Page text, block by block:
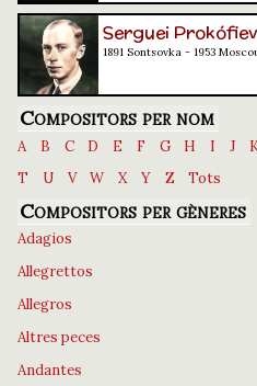
Serguei Prokófiev
1891 Sontsovka - 1953
Compositors per nom
A B C D E F G H I J
T
U V W X Y Z Tots
Compositors per gèneres
Adagios
Allegrettos
Allegros
Altres peces
Andantes